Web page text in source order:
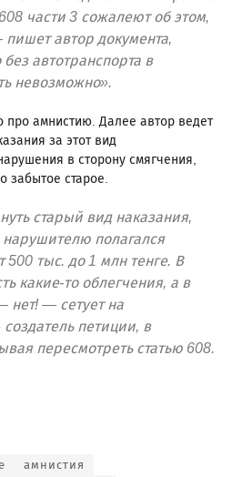
части 3 сожалеют об этом,
автор документа,
автотранспорта в
невозможно».
про амнистию. Далее автор ведет
за этот вид
в сторону смягчения,
забытое старое.
старый вид наказания,
полагался
тыс. до 1 млн тенге. В
какие-то облегчения, а в
нет! — сетует на
петиции, в
пересмотреть статью 608.
амнистия